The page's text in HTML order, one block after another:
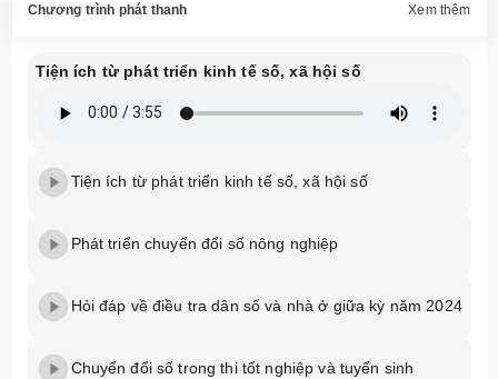
Chương trình phát thanh Xem thêm
Tiện ích từ phát triển kinh tế số, xã hội số
Tiện ích từ phát triển kinh tế số, xã hội số
Phát triển chuyển đổi số nông nghiệp
Hỏi đáp về điều tra dân số và nhà ở giữa kỳ năm 2024
Chuyển đổi số trong thi tốt nghiệp và tuyển sinh